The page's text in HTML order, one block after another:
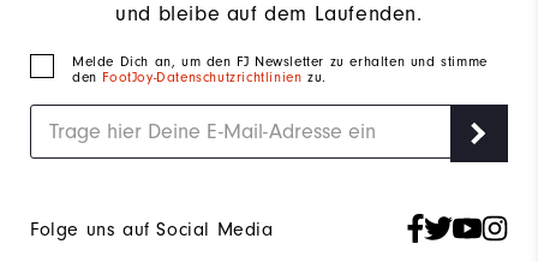
und bleibe auf dem Laufenden.
Melde Dich an, um den FJ Newsletter zu erhalten und stimme
den FootJoy-Datenschutzrichtlinienzu.
Folge uns auf Social Media